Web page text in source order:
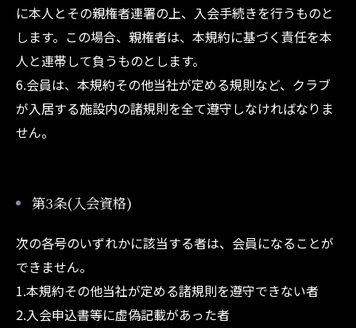
に本人とその親権者連署の上、入会手続きを行うものと
します。この場合、親権者は、本規約に基づく責任を本
人と連帯して負うものとします。
6.会員は、本規約その他当社が定める規則など、クラブ
が入居する施設内の諸規則を全て遵守しなければなりま
せん。
第3条(入会資格)
次の各号のいずれかに該当する者は、会員になることが
できません。
1.本規約その他当社が定める諸規則を遵守できない者
2.入会申込書等に虚偽記載があった者